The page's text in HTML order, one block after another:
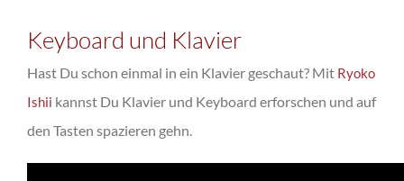
Keyboard und Klavier
Hast Du schon einmal in ein Klavier geschaut? Mit Ryoko
Ishii kannst Du Klavier und Keyboard erforschen und auf
den Tasten spazieren gehn.